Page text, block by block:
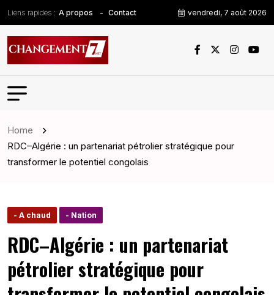
Liens rapides : A propos Contact vendredi, 7 août 2026
Home
RDC–Algérie : un partenariat pétrolier stratégique pour
transformer le potentiel congolais
- A chaud - Nation
RDC–Algérie : un partenariat
pétrolier stratégique pour